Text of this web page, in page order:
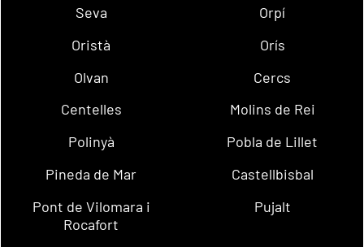
Seva
Orpí
Oristà
Orís
Olvan
Cercs
Centelles
Molins de Rei
Polinyà
Pobla de Lillet
Pineda de Mar
Castellbisbal
Pont de Vilomara i
Rocafort
Pujalt